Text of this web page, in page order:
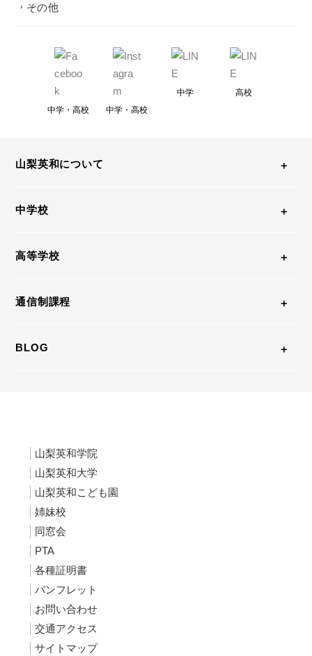
その他
中学・高校 中学・高校
中学 高校
山梨英和について
中学校
高等学校
通信制課程
BLOG
山梨英和学院
山梨英和大学
山梨英和こども園
姉妹校
同窓会
PTA
各種証明書
パンフレット
お問い合わせ
交通アクセス
サイトマップ